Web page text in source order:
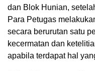
dan Blok Hunian,
Para Petugas
secara berurutan satu
kecermatan dan
apabila terdapat hal